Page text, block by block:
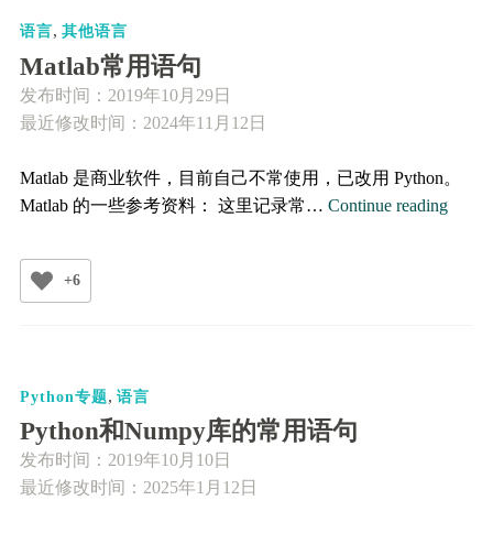
语言, 其他语言
Matlab常用语句
发布时间： 2019年10月29日
最近修改时间：2024年11月12日
Matlab 是商业软件，目前自己不常使用，已改用 Python。
Matlab 的一些参考资料： 这里记录常… Continue reading
+6
Python专题, 语言
Python和Numpy库的常用语句
发布时间： 2019年10月10日
最近修改时间：2025年1月12日